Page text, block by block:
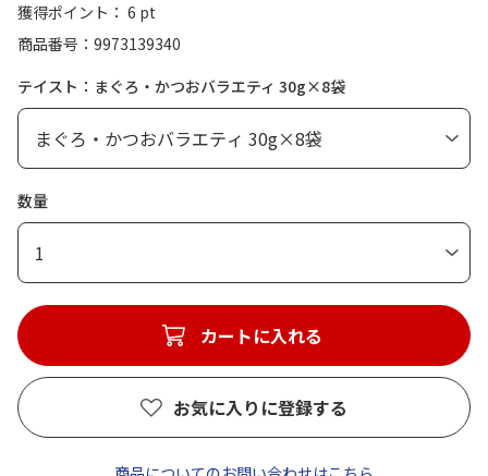
獲得ポイント： 6 pt
商品番号
9973139340
テイスト：まぐろ・かつおバラエティ 30g×8袋
数量
1
カートに入れる
お気に入りに登録する